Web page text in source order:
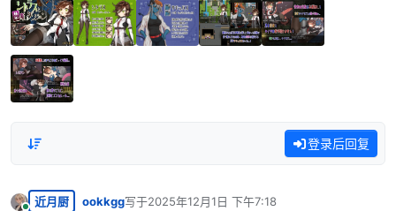
登录后回复
近月厨 ookkgg写于2025年12月1日 下午7:18